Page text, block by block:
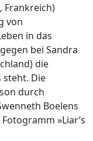
Frankreich)
von
in das
bei Sandra
die
steht. Die
durch
Boelens
»Liar’s